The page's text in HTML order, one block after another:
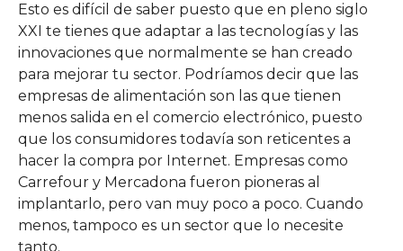
Esto es difícil de saber puesto que en pleno siglo
XXI te tienes que adaptar a las tecnologías y las
innovaciones que normalmente se han creado
para mejorar tu sector. Podríamos decir que las
empresas de alimentación son las que tienen
menos salida en el comercio electrónico, puesto
que los consumidores todavía son reticentes a
hacer la compra por Internet. Empresas como
Carrefour y Mercadona fueron pioneras al
implantarlo, pero van muy poco a poco. Cuando
menos, tampoco es un sector que lo necesite
tanto.